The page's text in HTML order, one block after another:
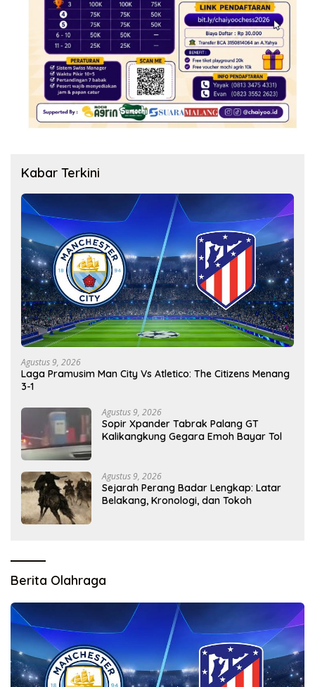
Kabar Terkini
Agustus 9, 2026
Laga Pramusim Man City Vs Atletico: The Citizens Menang
3-1
Agustus 9, 2026
Sopir Xpander Tabrak Palang GT
Kalikangkung Gegara Emoh Bayar Tol
Agustus 9, 2026
Sejarah Perang Badar Lengkap: Latar
Belakang, Kronologi, dan Tokoh
Berita Olahraga